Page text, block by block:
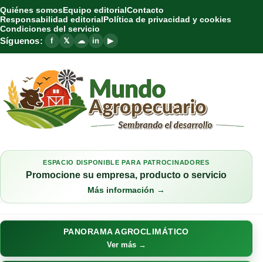
Quiénes somosEquipo editorialContacto
Responsabilidad editorialPolítica de privacidad y cookies
Condiciones del servicio
Síguenos: f 𝕏 ☁ in ▶
ESPACIO DISPONIBLE PARA PATROCINADORES
Promocione su empresa, producto o servicio
Más información →
PANORAMA AGROCLIMÁTICO
Ver más →